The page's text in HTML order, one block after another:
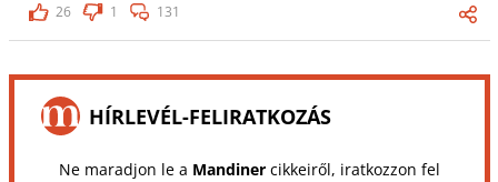
26
1 131
HÍRLEVÉL-FELIRATKOZÁS
Ne maradjon le a Mandinercikkeiről, iratkozzon fel